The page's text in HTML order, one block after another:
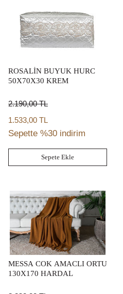
ROSALİN BUYUK HURC
50X70X30 KREM
2.190,00TL
1.533,00 TL
Sepette %30 indirim
Sepete Ekle
MESSA COK AMACLI ORTU
130X170 HARDAL